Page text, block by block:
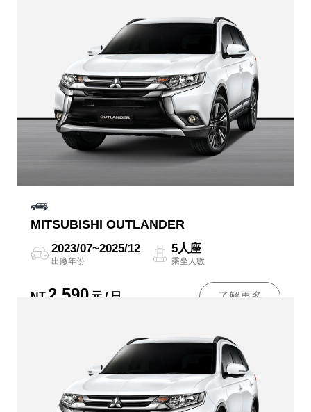
MITSUBISHI OUTLANDER
2023/07~2025/12
出廠年份
5人座
乘坐人數
NT 2,590 元 / 日 了解更多